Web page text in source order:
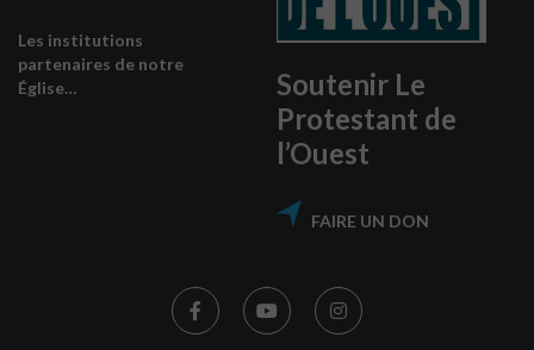
Les institutions
partenaires de notre
Église…
Soutenir Le
Protestant de
l’Ouest
FAIRE UN DON